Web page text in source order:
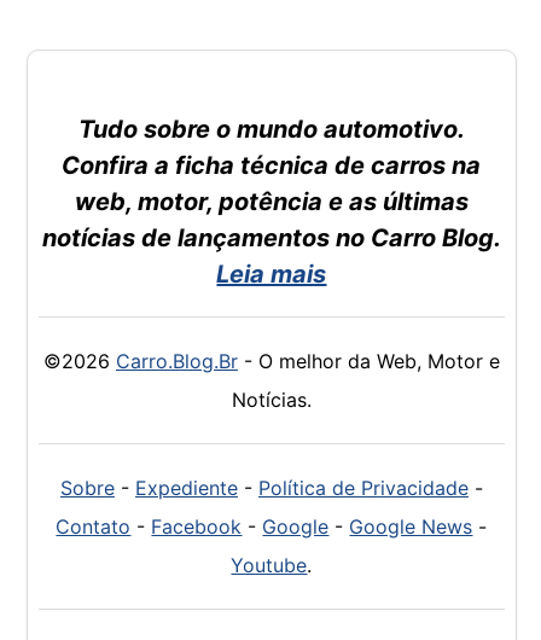
Tudo sobre o mundo automotivo.
Confira a ficha técnica de carros na
web, motor, potência e as últimas
notícias de lançamentos no Carro Blog.
Leia mais
©2026 Carro.Blog.Br- O melhor da Web, Motor e
Notícias.
Sobre- Expediente- Política de Privacidade-
Contato - Facebook - Google - Google News -
Youtube.